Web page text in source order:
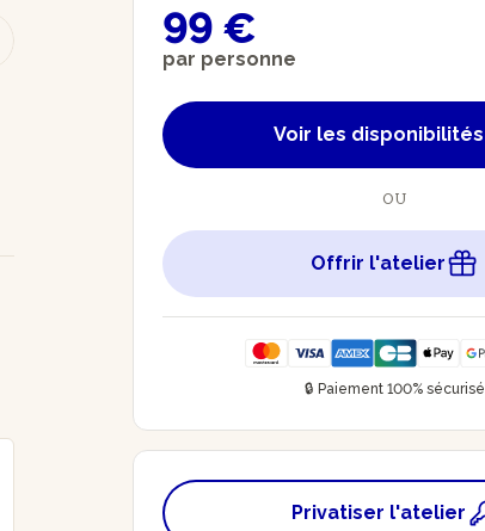
99 €
par personne
Voir les disponibilités
OU
Offrir l'atelier
🔒 Paiement 100% sécurisé
Privatiser l'atelier